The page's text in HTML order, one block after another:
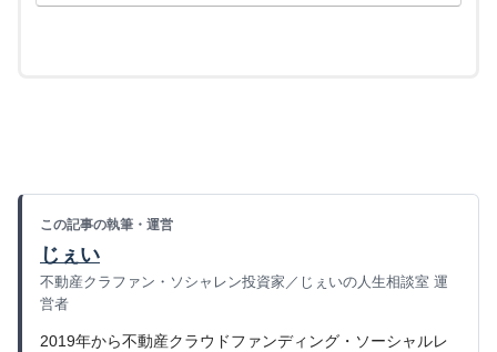
この記事の執筆・運営
じぇい
不動産クラファン・ソシャレン投資家／じぇいの人生相談室 運
営者
2019年から不動産クラウドファンディング・ソーシャルレ